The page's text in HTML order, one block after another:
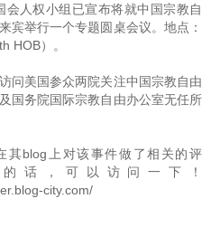
会人权小组已宣布将就中国宗教自
宾举行一个专题圆桌会议。地点：
HOB）。
问美国参众两院关注中国宗教自由
国务院国际宗教自由办公室无任所
其blog上对该事件做了相关的评
话，可以访问一下！
city.com/